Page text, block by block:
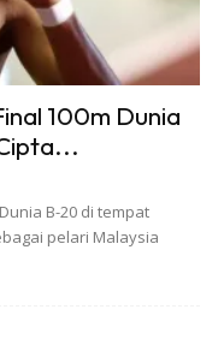
peranan besar
Mampan
pemimpin
ini tidak wajar hanya
tetapi pada
masyarakat dan
100m Dunia
B-20 di tempat
pelari Malaysia